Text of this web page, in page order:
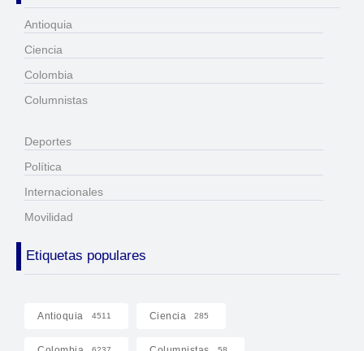
Antioquia
Ciencia
Colombia
Columnistas
Deportes
Política
Internacionales
Movilidad
Etiquetas populares
Antioquia 4511 Ciencia 285